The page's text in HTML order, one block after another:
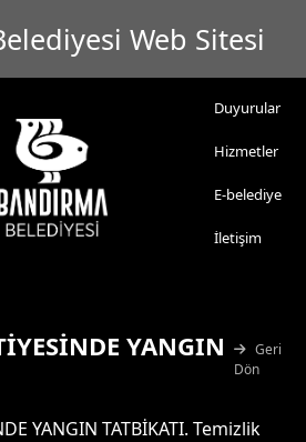
Web Sitesi
Duyurular
Hizmetler
E-belediye
İletişim
YANGIN
Geri
Dön
YANGIN TATBİKATI. Temizlik